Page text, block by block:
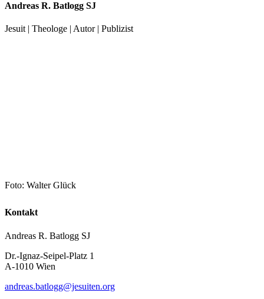
Andreas R. Batlogg SJ
Jesuit | Theologe | Autor | Publizist
Foto: Walter Glück
Kontakt
Andreas R. Batlogg SJ
Dr.-Ignaz-Seipel-Platz 1
A-1010 Wien
andreas.batlogg@jesuiten.org